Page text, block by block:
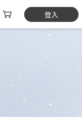
登入